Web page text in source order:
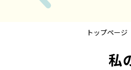
トップページ
私